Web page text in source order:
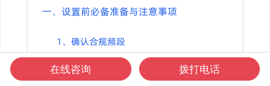
一、设置前必备准备与注意事项
1、确认合规频段
2、设备状态检查
在线咨询 拨打电话